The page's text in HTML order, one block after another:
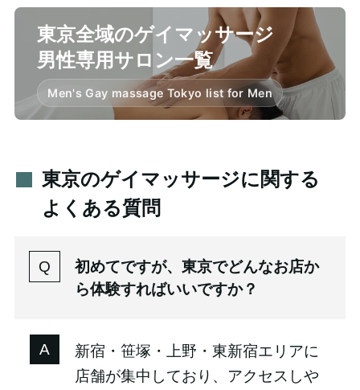
東京全域のゲイマッサージ
男性専用サロン一覧
Men's Gay massage Tokyo list for Men
東京のゲイマッサージに関する
よくある質問
初めてですが、東京でどんなお店か
ら体験すればいいですか？
新宿・笹塚・上野・東新宿エリアに
店舗が集中しており、アクセスしや